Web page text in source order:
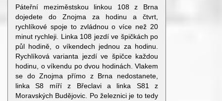
Páteřní meziměstskou linkou 108 z Brna
dojedete do Znojma za hodinu a čtvrt,
rychlíkové spoje to zvládnou o více než 20
minut rychleji. Linka 108 jezdí ve špičkách po
půl hodině, o víkendech jednou za hodinu.
Rychlíková varianta jezdí ve špičce každou
hodinu, o víkendu po dvou hodinách. Vlakem
se do Znojma přímo z Brna nedostanete,
linka S8 míří z Břeclavi a linka S81 z
Moravských Budějovic. Po železnici je to tedy